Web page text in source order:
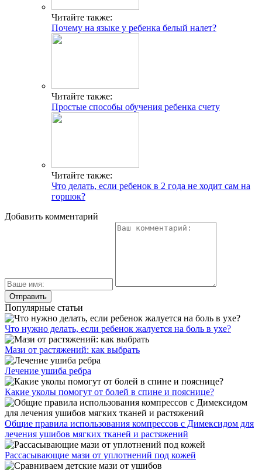
Читайте также:
Почему на языке у ребенка белый налет?
Читайте также:
Простые способы обучения ребенка счету
Читайте также:
Что делать, если ребенок в 2 года не ходит сам на
горшок?
Добавить комментарий
Популярные статьи
Что нужно делать, если ребенок жалуется на боль в ухе?
Мази от растяжений: как выбрать
Лечение ушиба ребра
Какие уколы помогут от болей в спине и пояснице?
Общие правила использования компрессов с Димексидом для
лечения ушибов мягких тканей и растяжений
Рассасывающие мази от уплотнений под кожей